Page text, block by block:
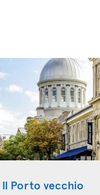
Il Porto vecchio